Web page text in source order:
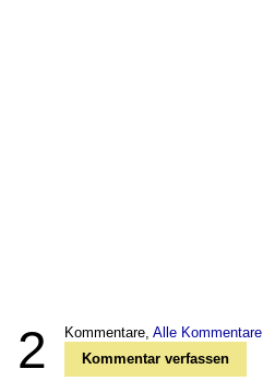
2 Kommentare, Alle Kommentare
Kommentar verfassen